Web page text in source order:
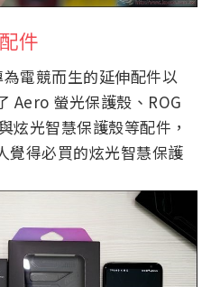
件
電競而生的延伸配件以
Aero 螢光保護殼、ROG
炫光智慧保護殼等配件，
覺得必買的炫光智慧保護